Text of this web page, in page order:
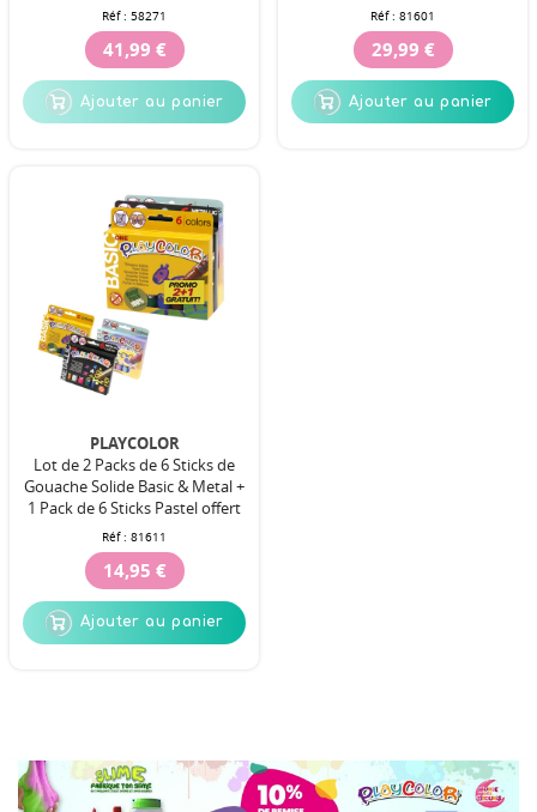
Réf : 58271
41,99 €
Ajouter au panier
Réf : 81601
29,99 €
Ajouter au panier
PLAYCOLOR
Lot de 2 Packs de 6 Sticks de
Gouache Solide Basic & Metal +
1 Pack de 6 Sticks Pastel offert
Réf : 81611
14,95 €
Ajouter au panier